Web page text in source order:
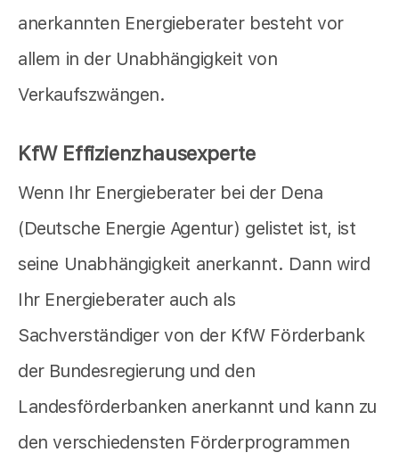
anerkannten Energieberater besteht vor
allem in der Unabhängigkeit von
Verkaufszwängen.
KfW Effizienzhausexperte
Wenn Ihr Energieberater bei der Dena
(Deutsche Energie Agentur) gelistet ist, ist
seine Unabhängigkeit anerkannt. Dann wird
Ihr Energieberater auch als
Sachverständiger von der KfW Förderbank
der Bundesregierung und den
Landesförderbanken anerkannt und kann zu
den verschiedensten Förderprogrammen